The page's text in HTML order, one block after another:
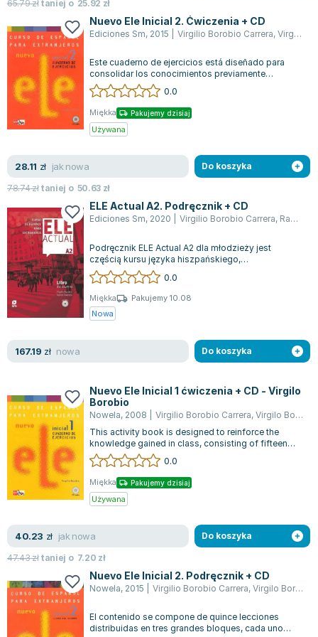
Książki o naukach politycznych dla studentów
Książki do nauk przyrodniczych dla studentów
Książki do nauk społecznych dla studentów
Książki do nauk ścisłych dla studentów
Prawo - książki dla studentów
Technologia żywności - książki
Zarządzanie i marketing - książki
Podręczniki dla nauczycieli - metodyka
Repetytoria, testy i materiały pomocnicze
Bolesław Prus
Clive Cussler
Wanda Chotomska
Józef Ignacy Kraszewski
Clive Staples Lewis
Martyna Wojciechowska
Melissa De la Cruz
Jaś Kapela
Agatha Christie
Witold Gadowski
Jan Pietrzak
Marcin Kowalczyk
Piotr Zychowicz
Joanna Jabłczyńska
Piotr Kościelny
Jan Piński
Agata Passent
Maciej Orłoś
Jo Nesbo
Katarzyna Miller
Antoine de Saint Exupery
Lew Tołstoj
Mark Twain
Marcin Meller
ks. Piotr Pawlukiewicz
Jarosław Sokołowski
Piotr Latocha
Michael Scott
Piotr Semka
Jarosław Iwaszkiewicz
65.79złtaniej o 25.92 zł
Nuevo Ele Inicial 2. Ćwiczenia + CD
Ediciones Sm, 2015 Virgilio Borobio Carrera, Virgilo Borobio
Este cuaderno de ejercicios está diseñado para
consolidar los conocimientos previamente
adquiridos. Se compone de quince unidades...
0.0
Miękka Pakujemy dzisiaj
Używana
28.11 zł jak nowa
78.74złtaniej o 50.63 zł
Do koszyka
ELE Actual A2. Podręcznik + CD
Ediciones Sm, 2020 Virgilio Borobio Carrera, Ramón Palencia del Burgo
Podręcznik ELE Actual A2 dla młodzieży jest
częścią kursu języka hiszpańskiego,
zaprojektowanego specjalnie dla obcokrajowców.
Kur...
0.0
Miękka
Pakujemy 10.08
Nowa
167.19 zł nowa Do koszyka
Nuevo Ele Inicial 1 ćwiczenia + CD - Virgilo
Borobio
Nowela, 2008 Virgilio Borobio Carrera, Virgilo Borobio
This activity book is designed to reinforce the
knowledge gained in class, consisting of fifteen
units that align with those in th...
0.0
Miękka Pakujemy dzisiaj
Używana
40.23 zł jak nowa
47.43złtaniej o 7.20 zł
Do koszyka
Nuevo Ele Inicial 2. Podręcznik + CD
Nowela, 2015 Virgilio Borobio Carrera, Virgilo Borobio
El contenido se compone de quince lecciones
distribuidas en tres grandes bloques, cada uno